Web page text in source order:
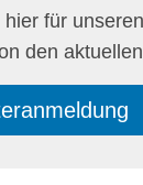
für
den